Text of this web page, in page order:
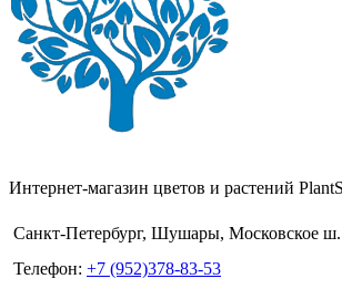
Интернет-магазин цветов и растений
Санкт-Петербург, Шушары, Московское ш.
Телефон: +7 (952)378-83-53